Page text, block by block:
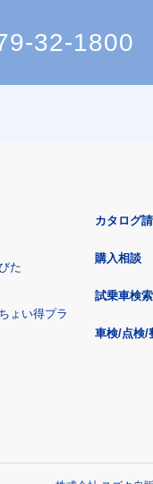
32-1800
た
ょい得プラ
カタログ
購入相談
試乗車検索
車検/点検/